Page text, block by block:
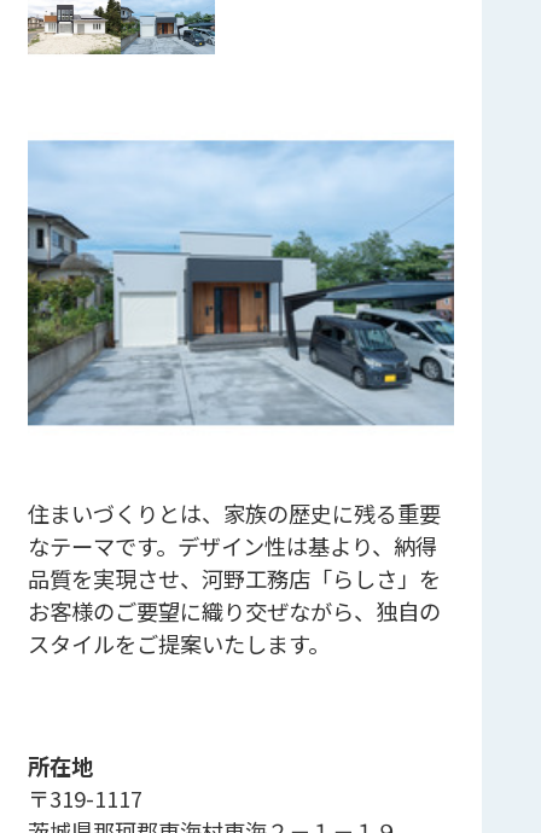
住まいづくりとは、家族の歴史に残る重要
なテーマです。デザイン性は基より、納得
品質を実現させ、河野工務店「らしさ」を
お客様のご要望に織り交ぜながら、独自の
スタイルをご提案いたします。
所在地
〒319-1117